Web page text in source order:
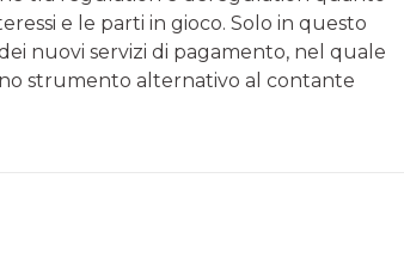
e le parti in gioco. Solo in questo
nuovi servizi di pagamento, nel quale
strumento alternativo al contante